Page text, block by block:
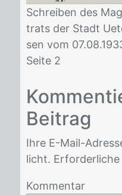
Schrei­ben des
trats der Stadt
sen vom
Sei­te 2
Bei­trag
Ihre E-Mail-
licht.
Kommentar